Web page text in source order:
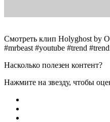
Смотреть клип Holyghost by
#mrbeast #youtube #trend
Насколько полезен контент?
Нажмите на звезду, чтобы